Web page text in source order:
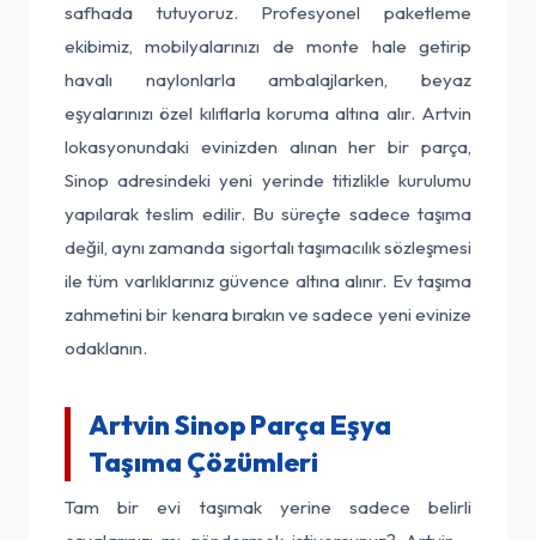
safhada tutuyoruz. Profesyonel paketleme
ekibimiz, mobilyalarınızı de monte hale getirip
havalı naylonlarla ambalajlarken, beyaz
eşyalarınızı özel kılıflarla koruma altına alır. Artvin
lokasyonundaki evinizden alınan her bir parça,
Sinop adresindeki yeni yerinde titizlikle kurulumu
yapılarak teslim edilir. Bu süreçte sadece taşıma
değil, aynı zamanda sigortalı taşımacılık sözleşmesi
ile tüm varlıklarınız güvence altına alınır. Ev taşıma
zahmetini bir kenara bırakın ve sadece yeni evinize
odaklanın.
Artvin Sinop Parça Eşya
Taşıma Çözümleri
Tam bir evi taşımak yerine sadece belirli